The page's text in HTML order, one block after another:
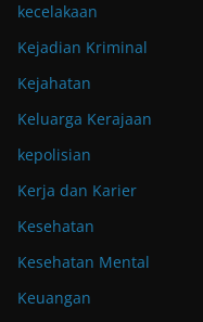
kecelakaan
Kejadian Kriminal
Kejahatan
Keluarga Kerajaan
kepolisian
Kerja dan Karier
Kesehatan
Kesehatan Mental
Keuangan